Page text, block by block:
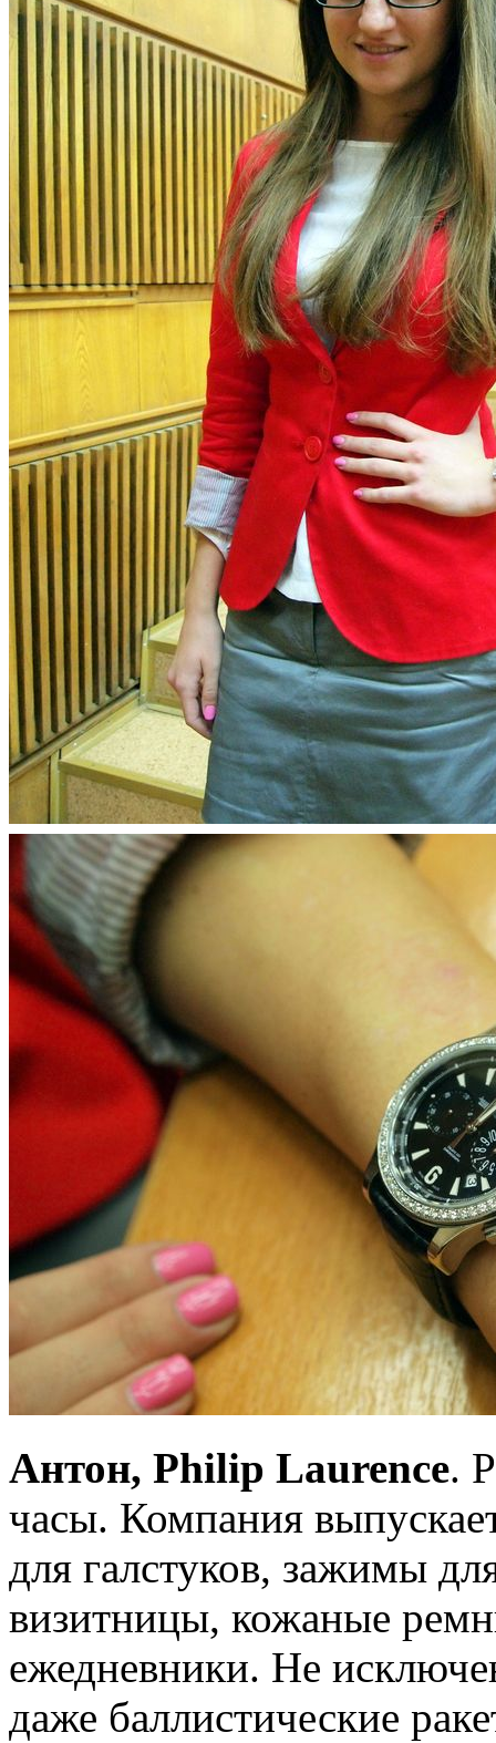
Антон, Philip Laurence.
часы. Компания
для галстуков, зажимы
визитницы, кожаные
ежедневники. Не
даже баллистические